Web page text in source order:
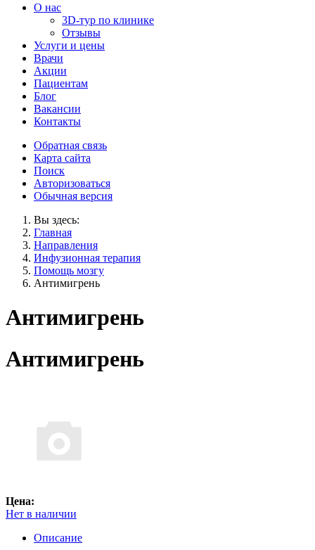
О нас
3D-тур по клинике
Отзывы
Услуги и цены
Врачи
Акции
Пациентам
Блог
Вакансии
Контакты
Обратная связь
Карта сайта
Поиск
Авторизоваться
Обычная версия
Вы здесь:
Главная
Направления
Инфузионная терапия
Помощь мозгу
Антимигрень
Антимигрень
Антимигрень
Цена:
Нет в наличии
Описание